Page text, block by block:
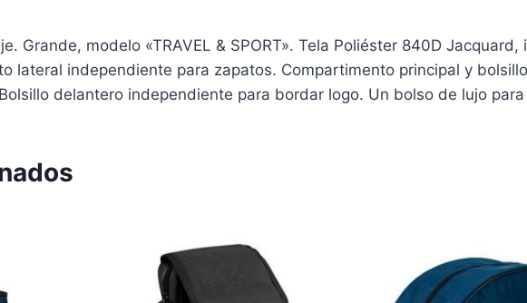
Grande, modelo «TRAVEL & SPORT». Tela Poliéster 840D
lateral independiente para zapatos. Compartimento principal y
delantero independiente para bordar logo. Un bolso de lujo